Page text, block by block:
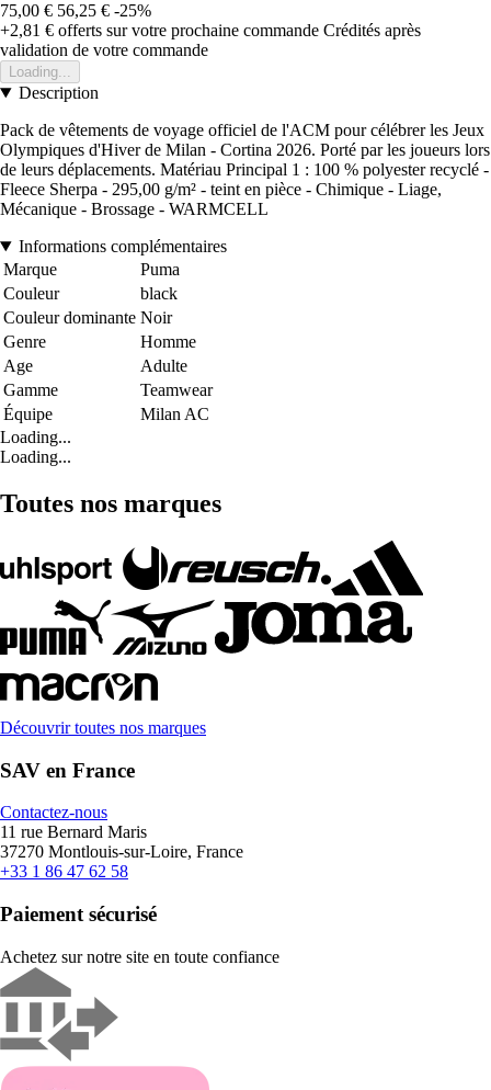
75,00 € 56,25 € -25%
+2,81 € offerts sur votre prochaine commande Crédités après
validation de votre commande
Loading...
Description
Pack de vêtements de voyage officiel de l'ACM pour célébrer les Jeux
Olympiques d'Hiver de Milan - Cortina 2026. Porté par les joueurs lors
de leurs déplacements. Matériau Principal 1 : 100 % polyester recyclé -
Fleece Sherpa - 295,00 g/m² - teint en pièce - Chimique - Liage,
Mécanique - Brossage - WARMCELL
Informations complémentaires
Marque
Puma
Couleur
black
Couleur dominante Noir
Genre
Homme
Age
Adulte
Gamme
Teamwear
Équipe
Milan AC
Loading...
Loading...
Toutes nos marques
Découvrir toutes nos marques
SAV en France
Contactez-nous
11 rue Bernard Maris
37270 Montlouis-sur-Loire, France
+33 1 86 47 62 58
Paiement sécurisé
Achetez sur notre site en toute confiance